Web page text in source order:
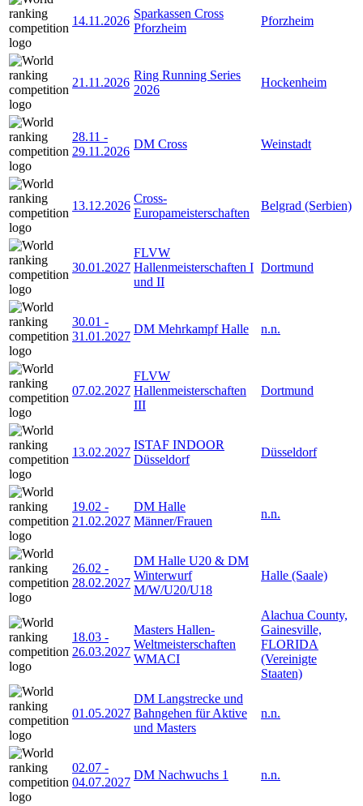
14.11.2026
Sparkassen Cross
Pforzheim
Pforzheim
21.11.2026
Ring Running Series
2026
Hockenheim
28.11 -
29.11.2026
DM Cross Weinstadt
13.12.2026
Cross-
Europameisterschaften
Belgrad (Serbien)
30.01.2027
FLVW
Hallenmeisterschaften I
und II
Dortmund
30.01 -
31.01.2027
DM Mehrkampf Halle n.n.
07.02.2027
FLVW
Hallenmeisterschaften
III
Dortmund
13.02.2027
ISTAF INDOOR
Düsseldorf
Düsseldorf
19.02 -
21.02.2027
DM Halle
Männer/Frauen
n.n.
26.02 -
28.02.2027
DM Halle U20 & DM
Winterwurf
M/W/U20/U18
Halle (Saale)
18.03 -
26.03.2027
Masters Hallen-
Weltmeisterschaften
WMACI
Alachua County,
Gainesville,
FLORIDA
(Vereinigte
Staaten)
01.05.2027
DM Langstrecke und
Bahngehen für Aktive
und Masters
n.n.
02.07 -
04.07.2027
DM Nachwuchs 1 n.n.